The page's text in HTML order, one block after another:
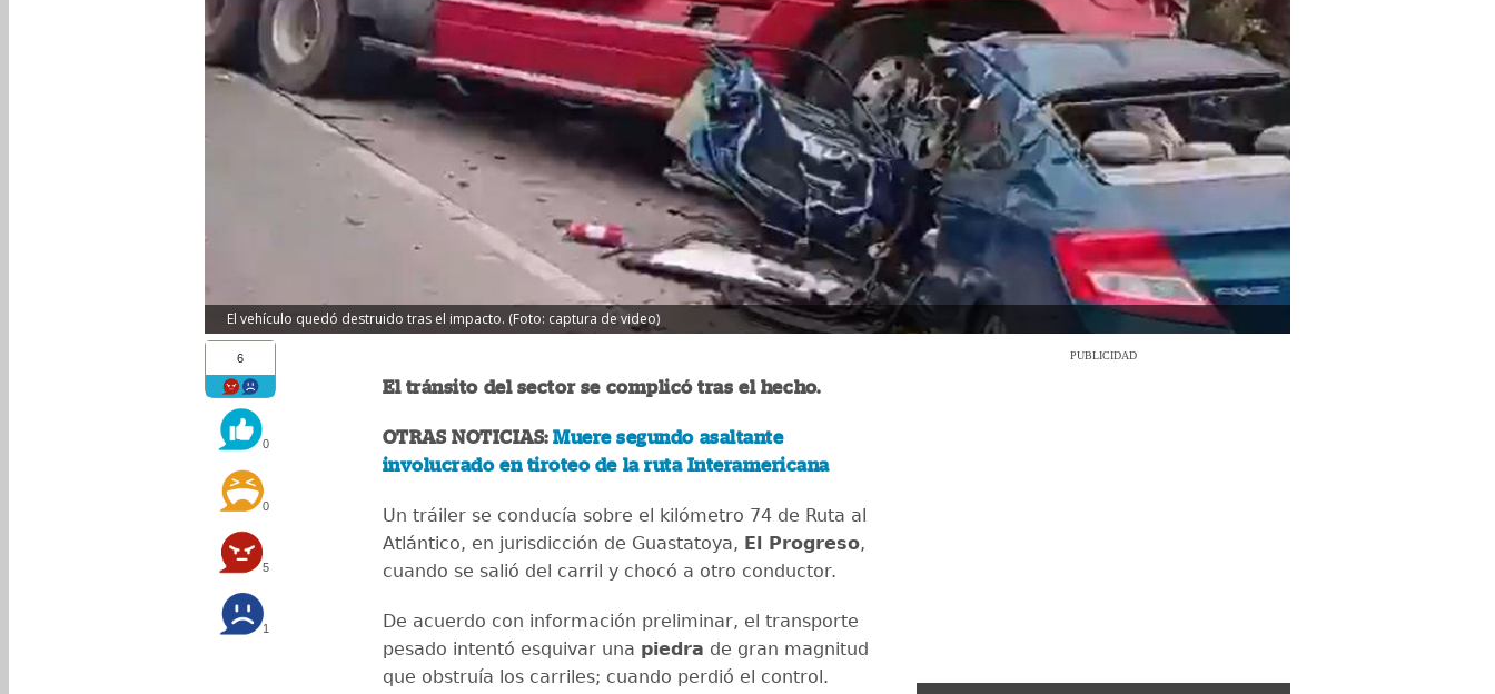
El vehículo quedó destruido tras el impacto. (Foto: captura de video)
6
0
0
5
1
El tránsito del sector se complicó tras el hecho.
OTRAS NOTICIAS:Muere segundo asaltante
involucrado en tiroteo de la ruta Interamericana
Un tráiler se conducía sobre el kilómetro 74 de Ruta al
Atlántico, en jurisdicción de Guastatoya, El Progreso,
cuando se salió del carril y chocó a otro conductor.
De acuerdo con información preliminar, el transporte
pesado intentó esquivar una piedra de gran magnitud
que obstruía los carriles; cuando perdió el control.
PUBLICIDAD